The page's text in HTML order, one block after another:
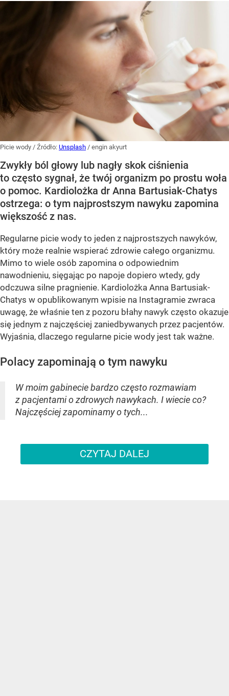
Picie wody / Źródło: Unsplash / engin akyurt
Zwykły ból głowy lub nagły skok ciśnienia
to często sygnał, że twój organizm po prostu woła
o pomoc. Kardiolożka dr Anna Bartusiak-Chatys
ostrzega: o tym najprostszym nawyku zapomina
większość z nas.
Regularne picie wody to jeden z najprostszych nawyków,
który może realnie wspierać zdrowie całego organizmu.
Mimo to wiele osób zapomina o odpowiednim
nawodnieniu, sięgając po napoje dopiero wtedy, gdy
odczuwa silne pragnienie. Kardiolożka Anna Bartusiak-
Chatys w opublikowanym wpisie na Instagramie zwraca
uwagę, że właśnie ten z pozoru błahy nawyk często okazuje
się jednym z najczęściej zaniedbywanych przez pacjentów.
Wyjaśnia, dlaczego regularne picie wody jest tak ważne.
Polacy zapominają o tym nawyku
W moim gabinecie bardzo często rozmawiam
z pacjentami o zdrowych nawykach. I wiecie co?
Najczęściej zapominamy o tych...
CZYTAJ DALEJ